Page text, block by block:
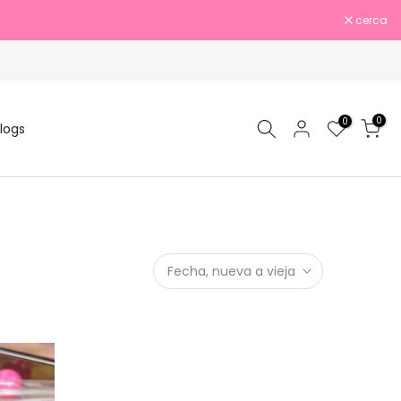
cerca
0 0
Fecha, nueva a vieja